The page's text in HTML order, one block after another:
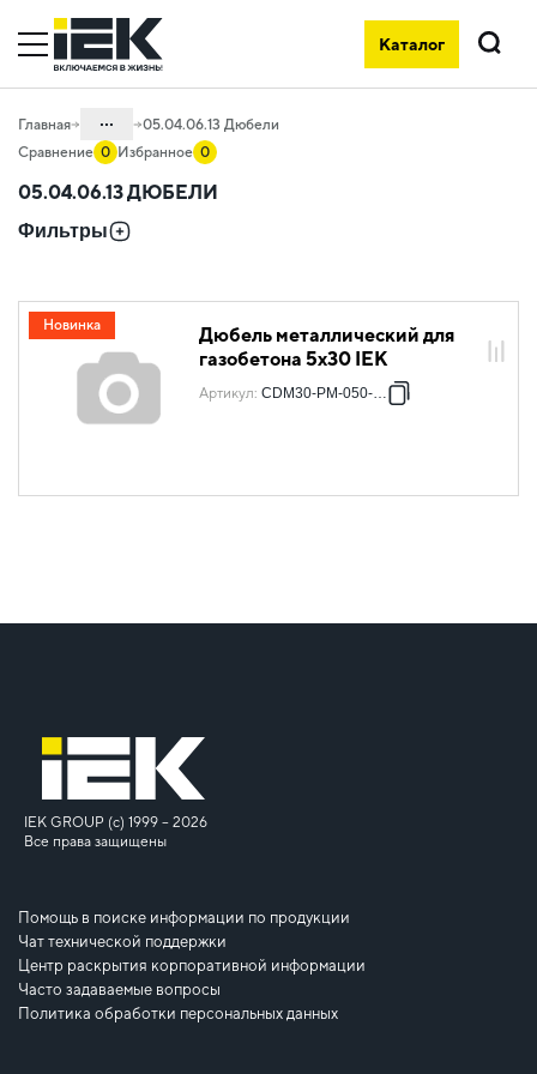
Каталог
Поиск
Главная ...
Каталог
05. Системы для прокладки кабеля
05.04.06.13 Дюбели
Сравнение 0 Избранное 0
05.04.06.13 ДЮБЕЛИ
Фильтры
Дюбель металлический для
газобетона 5х30 IEK
Артикул: CDM30-PM-050-030
Новинка
IEK GROUP (c) 1999 – 2026
Все права защищены
Помощь в поиске информации по продукции
Чат технической поддержки
Центр раскрытия корпоративной информации
Часто задаваемые вопросы
Политика обработки персональных данных